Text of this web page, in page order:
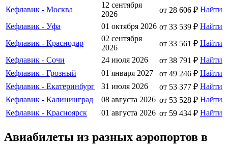
Кефлавик - Москва
12 сентября
2026
от 28 606 ₽ Найти
Кефлавик - Уфа
01 октября 2026 от 33 539 ₽ Найти
Кефлавик - Краснодар
02 сентября
2026
от 33 561 ₽ Найти
Кефлавик - Сочи
24 июля 2026 от 38 791 ₽ Найти
Кефлавик - Грозный
01 января 2027 от 49 246 ₽ Найти
Кефлавик - Екатеринбург
31 июля 2026 от 53 377 ₽ Найти
Кефлавик - Калининград
08 августа 2026 от 53 528 ₽ Найти
Кефлавик - Красноярск
01 августа 2026 от 59 434 ₽ Найти
Авиабилеты из разных аэропортов в